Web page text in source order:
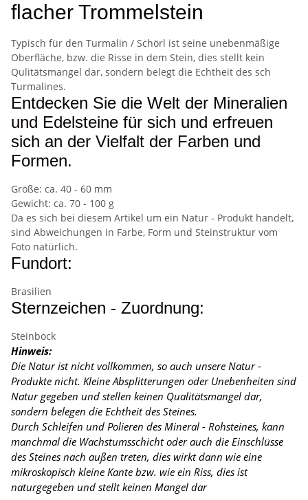
flacher Trommelstein
Typisch für den Turmalin / Schörl ist seine unebenmäßige
Oberfläche, bzw. die Risse in dem Stein, dies stellt kein
Qulitätsmangel dar, sondern belegt die Echtheit des sch
Turmalines.
Entdecken Sie die Welt der Mineralien
und Edelsteine für sich und erfreuen
sich an der Vielfalt der Farben und
Formen.
Größe: ca. 40 - 60 mm
Gewicht: ca. 70 - 100 g
Da es sich bei diesem Artikel um ein Natur - Produkt handelt,
sind Abweichungen in Farbe, Form und Steinstruktur vom
Foto natürlich.
Fundort:
Brasilien
Sternzeichen - Zuordnung:
Steinbock
Hinweis:
Die Natur ist nicht vollkommen, so auch unsere Natur -
Produkte nicht. Kleine Absplitterungen oder Unebenheiten sind
Natur gegeben und stellen keinen Qualitätsmangel dar,
sondern belegen die Echtheit des Steines.
Durch Schleifen und Polieren des Mineral - Rohsteines, kann
manchmal die Wachstumsschicht oder auch die Einschlüsse
des Steines nach außen treten, dies wirkt dann wie eine
mikroskopisch kleine Kante bzw. wie ein Riss, dies ist
naturgegeben und stellt keinen Mangel dar